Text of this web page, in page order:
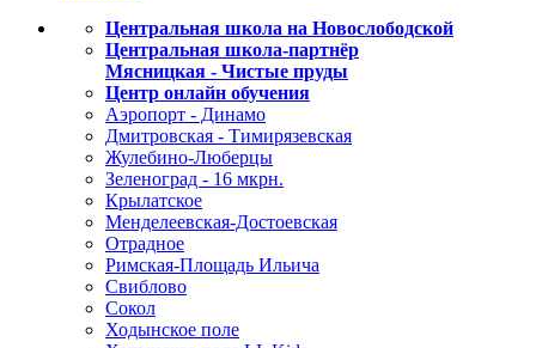
Центральная школа на Новослободской
Центральная школа-партнёр
Мясницкая - Чистые пруды
Центр онлайн обучения
Аэропорт - Динамо
Дмитровская - Тимирязевская
Жулебино-Люберцы
Зеленоград - 16 мкрн.
Крылатское
Менделеевская-Достоевская
Отрадное
Римская-Площадь Ильича
Свиблово
Сокол
Ходынское поле